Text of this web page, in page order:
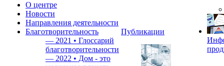
О центре
Новости
Направления деятельности
Благотворительность
— 2021 • Глоссарий
благотворительности
— 2022 • Дом - это
Публикации